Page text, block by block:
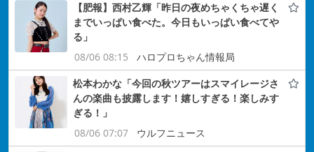
【肥報】西村乙輝「昨日の夜めちゃくちゃ遅く
までいっぱい食べた。今日もいっぱい食べてや
る」
08/06 08:15
ハロプロちゃん情報局
松本わかな「今回の秋ツアーはスマイレージさ
んの楽曲も披露します！嬉しすぎる！楽しみす
ぎる！」
08/06 07:07
ウルフニュース